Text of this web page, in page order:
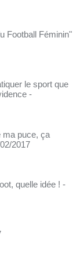
Football Féminin"
le sport que
-
ma puce, ça
2017
quelle idée ! -